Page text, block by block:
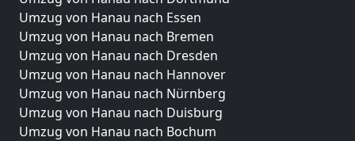
Umzug von Hanau nach Essen
Umzug von Hanau nach Bremen
Umzug von Hanau nach Dresden
Umzug von Hanau nach Hannover
Umzug von Hanau nach Nürnberg
Umzug von Hanau nach Duisburg
Umzug von Hanau nach Bochum